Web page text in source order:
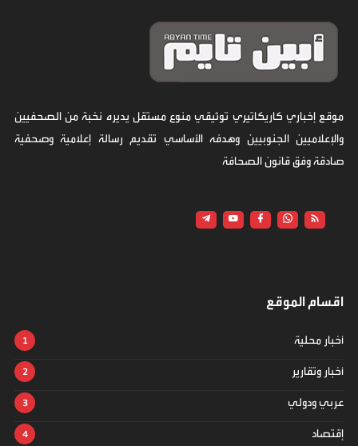
موقع إخباري كاريكاتيري توثيقي منوع مستقل يديره نخبة من الصحفيين
والإعلاميين الجنوبيين وهدفه الأساسي تقديم رسالة إعلامية وصحفية
صادقة وفق قانون الصحافة
اقسام الموقع
أخبار محلية
أخبار وتقارير
عربي ودولي
إقتصاد